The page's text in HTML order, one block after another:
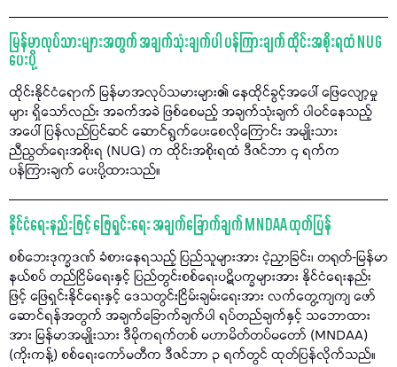
မြန်မာလုပ်သားများအတွက် အချက်သုံးချက်ပါ ပန်ကြားချက် ထိုင်းအစိုးရထံ NUG
ပေးပို့
ထိုင်းနိုင်ငံရောက် မြန်မာအလုပ်သမားများ၏ နေထိုင်ခွင့်အပေါ် ဖြေလျော့မှု
များ ရှိသော်လည်း အခက်အခဲ ဖြစ်စေမည့် အချက်သုံးချက် ပါဝင်နေသည့်
အပေါ် ပြန်လည်ပြင်ဆင် ဆောင်ရွက်ပေးစေလိုကြောင်း အမျိုးသား
ညီညွတ်ရေးအစိုးရ (NUG) က ထိုင်းအစိုးရထံ ဒီဇင်ဘာ ၄ ရက်က
ပန်ကြားချက် ပေးပို့ထားသည်။
နိုင်ငံရေးနည်းဖြင့် ဖြေရှင်းရေး အချက်ခြောက်ချက် MNDAA ထုတ်ပြန်
စစ်ဘေးဒုက္ခဒဏ် ခံစားနေရသည့် ပြည်သူများအား ငဲ့ညှာခြင်း၊ တရုတ်-မြန်မာ
နယ်စပ် တည်ငြိမ်ရေးနှင့် ပြည်တွင်းစစ်ရေးပဋိပက္ခများအား နိုင်ငံရေးနည်း
ဖြင့် ဖြေရှင်းနိုင်ရေးနှင့် ဒေသတွင်းငြိမ်းချမ်းရေးအား လက်တွေ့ကျကျ ဖော်
ဆောင်ရန်အတွက် အချက်ခြောက်ချက်ပါ ရပ်တည်ချက်နှင့် သဘောထား
အား မြန်မာအမျိုးသား ဒီမိုကရက်တစ် မဟာမိတ်တပ်မတော် (MNDAA)
(ကိုးကန့်) စစ်ရေးကော်မတီက ဒီဇင်ဘာ ၃ ရက်တွင် ထုတ်ပြန်လိုက်သည်။